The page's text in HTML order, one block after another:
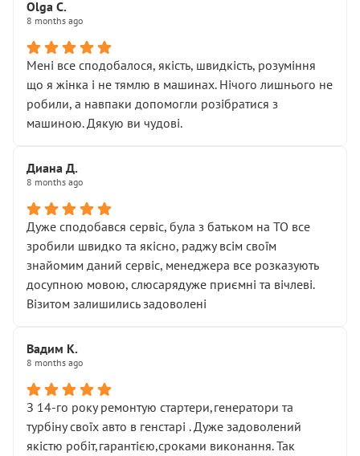
Стосовно комунікації - все добре
Olga С.
8 months ago
Мені все сподобалося, якість, швидкість, розуміння
що я жінка і не тямлю в машинах. Нічого лишнього не
робили, а навпаки допомогли розібратися з
машиною. Дякую ви чудові.
Диана Д.
8 months ago
Дуже сподобався сервіс, була з батьком на ТО все
зробили швидко та якісно, раджу всім своїм
знайомим даний сервіс, менеджера все розказують
досупною мовою, слюсарядуже приємні та вічлеві.
Візитом залишились задоволені
Вадим К.
8 months ago
З 14-го року ремонтую стартери,генератори та
турбіну своїх авто в генстарі . Дуже задоволений
якістю робіт,гарантією,сроками виконання. Так